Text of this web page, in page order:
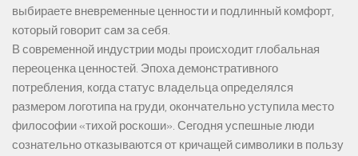
выбираете вневременные ценности и подлинный комфорт,
который говорит сам за себя.
В современной индустрии моды происходит глобальная
переоценка ценностей. Эпоха демонстративного
потребления, когда статус владельца определялся
размером логотипа на груди, окончательно уступила место
философии «тихой роскоши». Сегодня успешные люди
сознательно отказываются от кричащей символики в пользу